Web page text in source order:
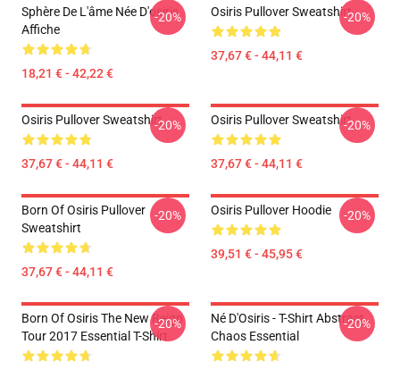
Sphère De L'âme Née D'osiris
Affiche
18,21 € - 42,22 €
-20% Osiris Pullover Sweatshirt
37,67 € - 44,11 €
-20%
Osiris Pullover Sweatshirt
37,67 € - 44,11 €
-20% Osiris Pullover Sweatshirt
37,67 € - 44,11 €
-20%
Born Of Osiris Pullover
Sweatshirt
37,67 € - 44,11 €
-20% Osiris Pullover Hoodie
39,51 € - 45,95 €
-20%
Born Of Osiris The New Reign
Tour 2017 Essential T-Shirt
-20%
Né D'Osiris - T-Shirt Abstract
Chaos Essential
-20%